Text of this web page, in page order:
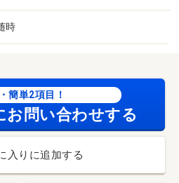
時
簡単2項目！
お問い合わせする
入りに追加する